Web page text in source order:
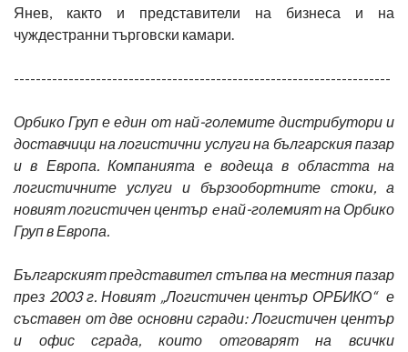
Янев, както и представители на бизнеса и на
чуждестранни търговски камари.
---------------------------------------------------------------------
Орбико Груп е един от най-големите дистрибутори и
доставчици на логистични услуги на българския пазар
и в Европа. Компанията е водеща в областта на
логистичните услуги и бързообортните стоки, а
новият логистичен център e най-големият на Орбико
Груп в Европа.
Българският представител стъпва на местния пазар
през 2003 г. Новият „Логистичен център ОРБИКО“ е
съставен от две основни сгради: Логистичен център
и офис сграда, които отговарят на всички